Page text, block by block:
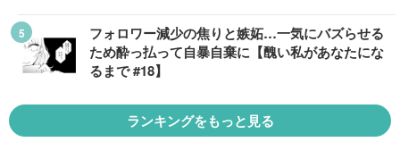
フォロワー減少の焦りと嫉妬…一気にバズらせる
ため酔っ払って自暴自棄に【醜い私があなたにな
るまで #18】
ランキングをもっと見る